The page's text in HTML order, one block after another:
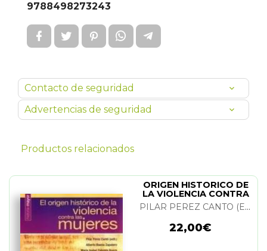
9788498273243
Contacto de seguridad
Advertencias de seguridad
Productos relacionados
ORIGEN HISTORICO DE
LA VIOLENCIA CONTRA
LAS MUJERES
PILAR PEREZ CANTO (EDIT.) Y VARIOS
22,00€